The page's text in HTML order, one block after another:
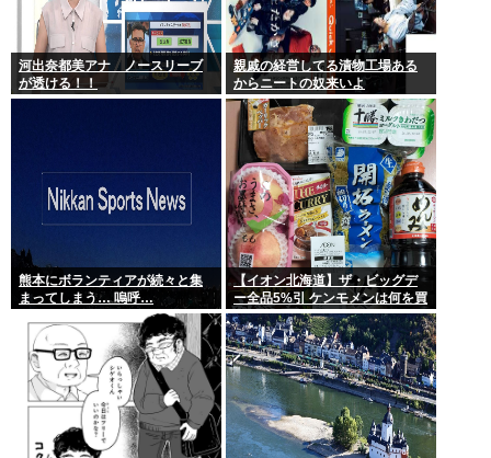
河出奈都美アナ ノースリーブ
が透ける！！
親戚の経営してる漬物工場ある
からニートの奴来いよ
熊本にボランティアが続々と集
まってしまう… 嗚呼…
【イオン北海道】ザ・ビッグデ
ー全品5%引 ケンモメンは何を買
うの？